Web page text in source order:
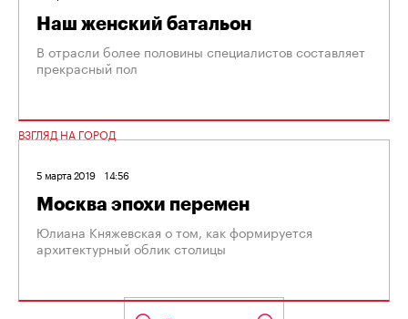
Наш женский батальон
В отрасли более половины специалистов составляет
прекрасный пол
ВЗГЛЯД НА ГОРОД
5 марта 2019 14:56
Москва эпохи перемен
Юлиана Княжевская о том, как формируется
архитектурный облик столицы